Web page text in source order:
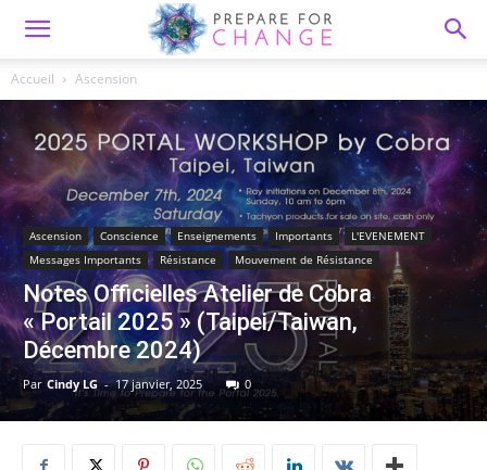
Accueil Ascension
Ascension Conscience Enseignements Importants
L'EVENEMENT
Messages Importants
Résistance Mouvement de Résistance
Notes Officielles Atelier de Cobra
« Portail 2025 » (Taipei/Taiwan,
Décembre 2024)
Par Cindy LG - 17 janvier, 2025 0